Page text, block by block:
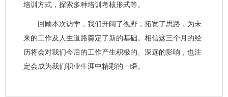
培训方式，探索多种培训考核形式等。
回顾本次访学，我们开阔了视野，拓宽了思路，为未
来的工作及人生道路奠定了新的基础。相信这三个月的经
历将会对我们今后的工作产生积极的、深远的影响，也注
定会成为我们职业生涯中精彩的一瞬。